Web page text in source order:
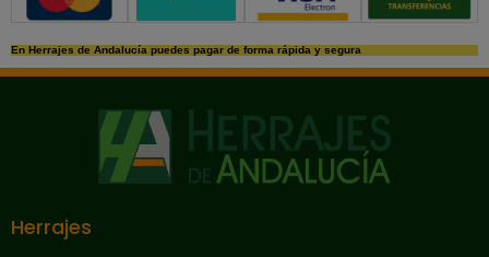
En Herrajes de Andalucía puedes pagar de forma rápida y segura
Herrajes